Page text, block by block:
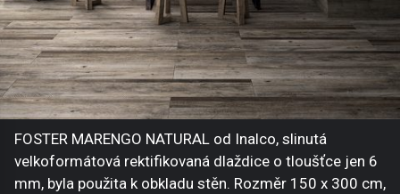
FOSTER MARENGO NATURAL od Inalco, slinutá
velkoformátová rektifikovaná dlaždice o tloušťce jen 6
mm, byla použita k obkladu stěn. Rozměr 150 x 300 cm,